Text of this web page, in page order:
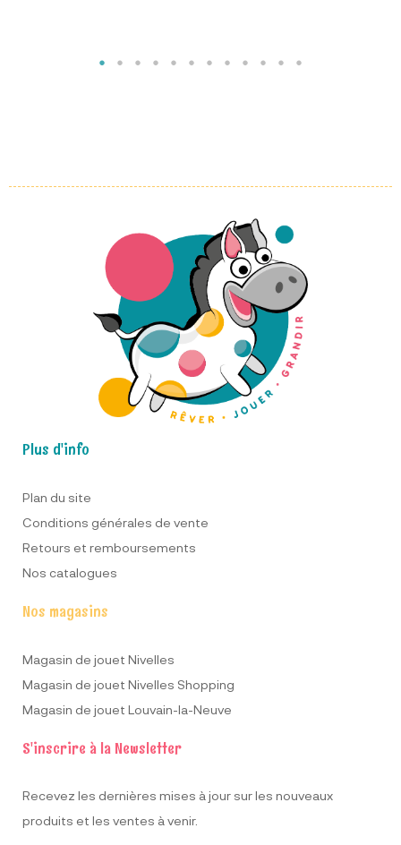
Plus d'info
Plan du site
Conditions générales de vente
Retours et remboursements
Nos catalogues
Nos magasins
Magasin de jouet Nivelles
Magasin de jouet Nivelles Shopping
Magasin de jouet Louvain-la-Neuve
S'inscrire à la Newsletter
Recevez les dernières mises à jour sur les nouveaux
produits et les ventes à venir.